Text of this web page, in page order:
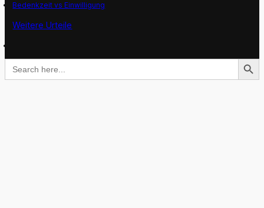
Bedenkzeit vs Einwilligung
Weitere Urteile
Search
for:
Search Button